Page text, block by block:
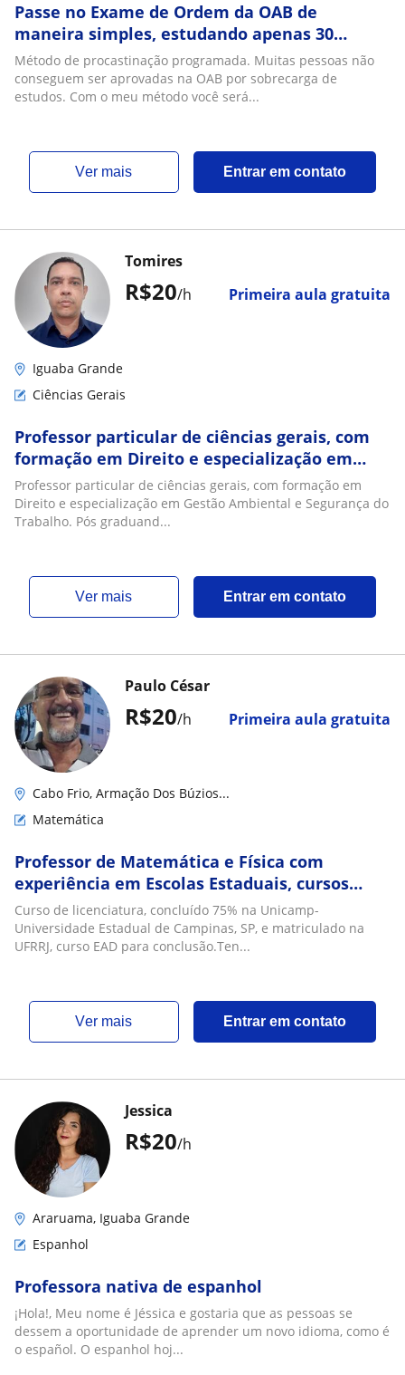
Passe no Exame de Ordem da OAB de
maneira simples, estudando apenas 30
minutos por dia !
Método de procastinação programada. Muitas pessoas não
conseguem ser aprovadas na OAB por sobrecarga de
estudos. Com o meu método você será...
ver mais Entrar em contato
R$20/h Primeira aula gratuita
Tomires
Iguaba Grande
Ciências Gerais
Professor particular de ciências gerais, com
formação em Direito e especialização em
Gestão Ambiental e Segurança do Trabalho.
Pós graduando em Direito civil e Processo
Civil, inventarios, e Mba em Direito
Professor particular de ciências gerais, com formação em
Direito e especialização em Gestão Ambiental e Segurança do
Trabalho. Pós graduand...
ver mais Entrar em contato
R$20/h Primeira aula gratuita
Paulo César
Cabo Frio, Armação Dos Búzios...
Matemática
Professor de Matemática e Física com
experiência em Escolas Estaduais, cursos
preparatórios para Enem, Vestibulares e
Técnicas
Curso de licenciatura, concluído 75% na Unicamp-
Universidade Estadual de Campinas, SP, e matriculado na
UFRRJ, curso EAD para conclusão.Ten...
ver mais Entrar em contato
R$20/h
Jessica
Araruama, Iguaba Grande
Espanhol
Professora nativa de espanhol
¡Hola!, Meu nome é Jéssica e gostaria que as pessoas se
dessem a oportunidade de aprender um novo idioma, como é
o español. O espanhol hoj...